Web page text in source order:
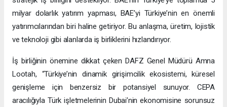
milyar dolarlık yatırım yapması, BAE’yi Türkiye’nin en önemli
yatırımcılarından biri haline getiriyor. Bu anlaşma, üretim, lojistik
ve teknoloji gibi alanlarda iş birliklerini hızlandırıyor.
İş birliğinin önemine dikkat çeken DAFZ Genel Müdürü Amna
Lootah, “Türkiye’nin dinamik girişimcilik ekosistemi, küresel
genişleme için benzersiz bir potansiyel sunuyor. CEPA
aracılığıyla Türk işletmelerinin Dubai’nin ekonomisine sorunsuz